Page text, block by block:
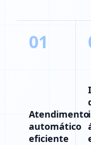
01
Atendimento
automático
eficiente